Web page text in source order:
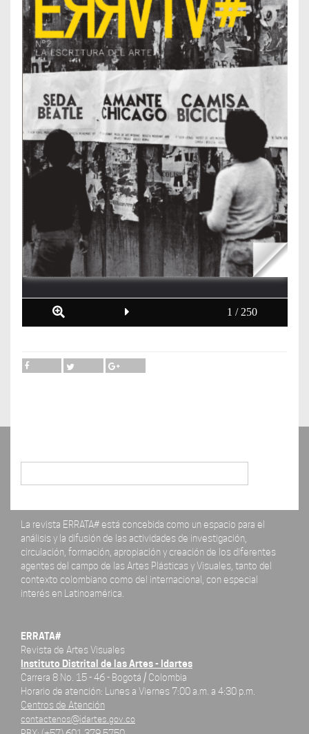
La revista ERRATA# está concebida como un espacio para el
análisis y la difusión de las actividades de investigación,
circulación, formación, apropiación y creación de los diferentes
agentes del campo de las Artes Plásticas y Visuales, tanto del
contexto colombiano como del internacional, con especial
interés en Latinoamérica.
ERRATA#
Revista de Artes Visuales
Instituto Distrital de las Artes - Idartes
Carrera 8 No. 15 - 46 - Bogotá / Colombia
Horario de atención: Lunes a Viernes 7:00 a.m. a 4:30 p.m.
Centros de Atención
contactenos@idartes.gov.co